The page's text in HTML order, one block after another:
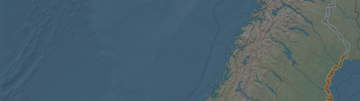
Strictement nécessaires Performance
Les cookies strictement nécessaires habilitent des fonctionnalités
la gestion des comptes. Le site Web ne peut pas être utilisé
Fournisseur /
Domaine
Expiration
csrftoken .instagram.com
1 an 1
mois
This
at